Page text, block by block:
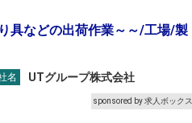
具などの出荷作業～～/工場/製
名 UTグループ株式会社
sponsored by 求人ボックス